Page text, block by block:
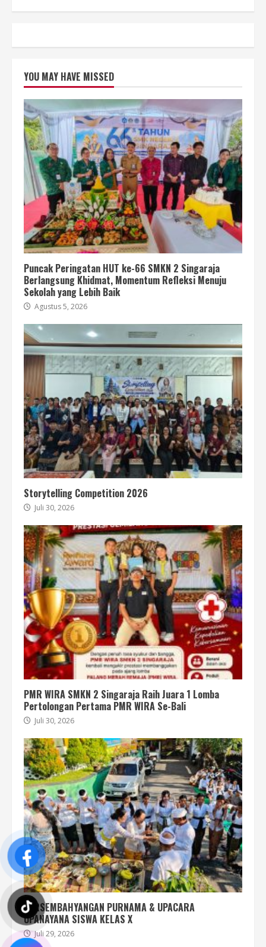
YOU MAY HAVE MISSED
Puncak Peringatan HUT ke-66 SMKN 2 Singaraja
Berlangsung Khidmat, Momentum Refleksi Menuju
Sekolah yang Lebih Baik
Agustus 5, 2026
Storytelling Competition 2026
Juli 30, 2026
PMR WIRA SMKN 2 Singaraja Raih Juara 1 Lomba
Pertolongan Pertama PMR WIRA Se-Bali
Juli 30, 2026
PERSEMBAHYANGAN PURNAMA & UPACARA
UPANAYANA SISWA KELAS X
Juli 29, 2026